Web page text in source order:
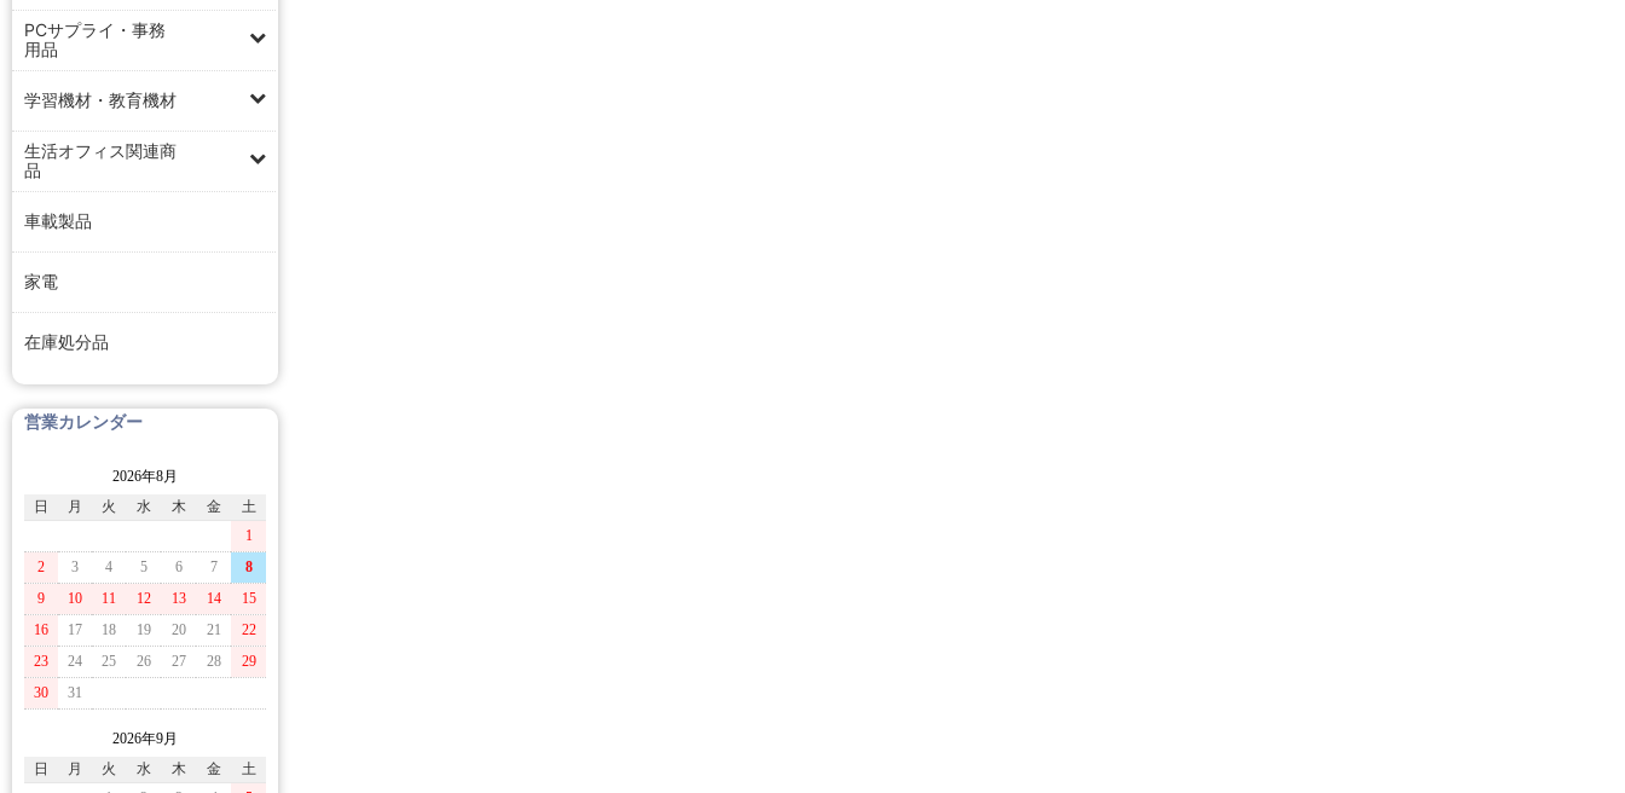
PCサプライ・事務
用品
学習機材・教育機材
生活オフィス関連商
品
車載製品
家電
在庫処分品
営業カレンダー
2026年8月
日
月 火 水 木 金
土
1
2
3 4 5 6 7
8
9
10 11 12 13 14
15
16
17 18 19 20 21
22
23
24 25 26 27 28
29
30
31
2026年9月
日
月 火 水 木 金
土